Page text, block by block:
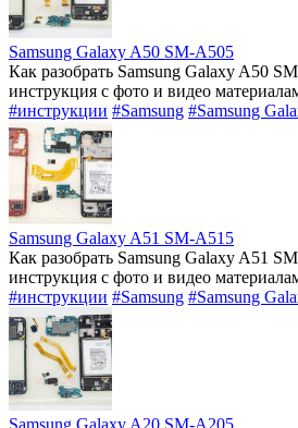
Samsung Galaxy A50 SM-A505
Как разобрать Samsung Galaxy A50
инструкция с фото и видео
#инструкции #Samsung #Samsung
Samsung Galaxy A51 SM-A515
Как разобрать Samsung Galaxy A51
инструкция с фото и видео
#инструкции #Samsung #Samsung